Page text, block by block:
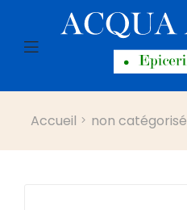
Menu
Accueil non catégorisé